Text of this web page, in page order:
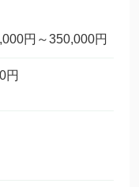
円～350,000円
円